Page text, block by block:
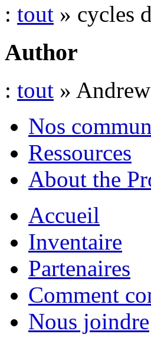
: tout » cycles
Author
: tout »
Nos
Ressources
About the
Accueil
Inventaire
Partenaires
Comment
Nous joindre